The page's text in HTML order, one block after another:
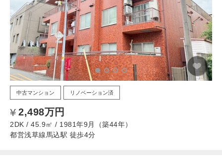
中古マンション リノベーション済
2,498万円
2DK / 45.9㎡ / 1981年9月（築44年）
都営浅草線馬込駅 徒歩4分